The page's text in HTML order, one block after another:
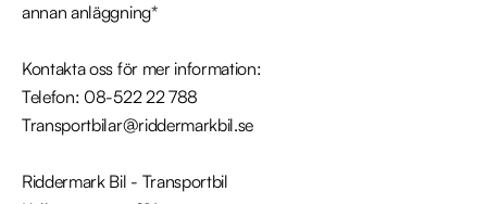
annan anläggning*
Kontakta oss för mer information:
Telefon: 08-522 22 788
Transportbilar@riddermarkbil.se
Riddermark Bil - Transportbil